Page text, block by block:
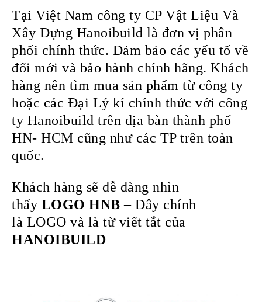
Tại Việt Nam công ty CP Vật Liệu Và
Xây Dựng Hanoibuild là đơn vị phân
phối chính thức. Đảm bảo các yếu tố về
đổi mới và bảo hành chính hãng. Khách
hàng nên tìm mua sản phẩm từ công ty
hoặc các Đại Lý kí chính thức với công
ty Hanoibuild trên địa bàn thành phố
HN- HCM cũng như các TP trên toàn
quốc.
Khách hàng sẽ dễ dàng nhìn
thấy LOGO HNB – Đây chính
là LOGO và là từ viết tắt của
HANOIBUILD